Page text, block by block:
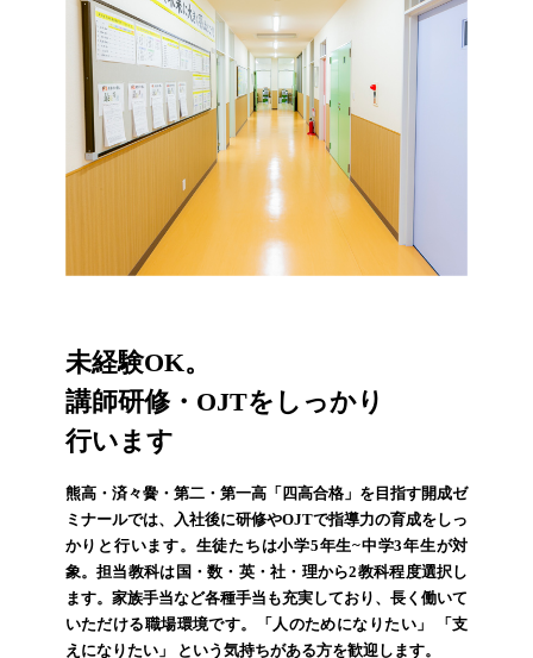
未経験OK。
講師研修・OJTをしっかり
行います
熊高・済々黌・第二・第一高「四高合格」を目指す開成ゼ
ミナールでは、入社後に研修やOJTで指導力の育成をしっ
かりと行います。生徒たちは小学5年生~中学3年生が対
象。担当教科は国・数・英・社・理から2教科程度選択し
ます。家族手当など各種手当も充実しており、長く働いて
いただける職場環境です。「人のためになりたい」 「支
えになりたい」 という気持ちがある方を歓迎します。